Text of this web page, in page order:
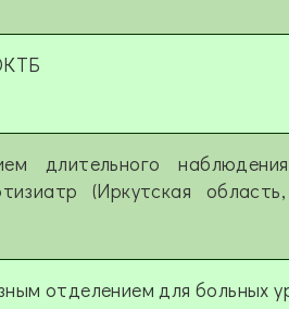
длительного
(Иркутская
отделением для больных